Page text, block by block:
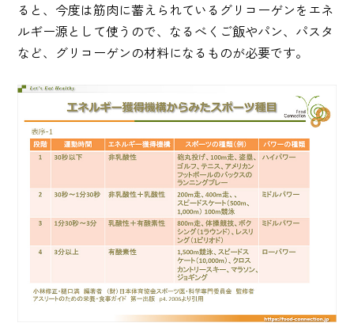
ると、今度は筋肉に蓄えられているグリコーゲンをエネ
ルギー源として使うので、なるべくご飯やパン、パスタ
など、グリコーゲンの材料になるものが必要です。